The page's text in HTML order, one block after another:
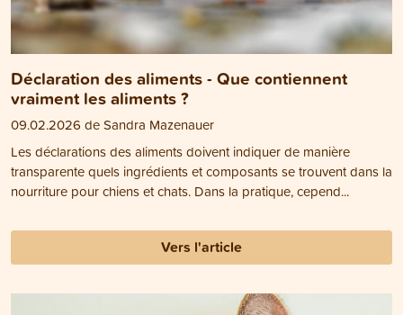
Déclaration des aliments - Que contiennent
vraiment les aliments ?
09.02.2026 de Sandra Mazenauer
Les déclarations des aliments doivent indiquer de manière
transparente quels ingrédients et composants se trouvent dans la
nourriture pour chiens et chats. Dans la pratique, cepend...
Vers l'article